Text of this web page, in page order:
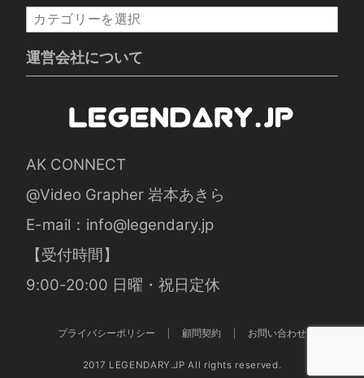
カ
テ
ゴ
リ
運営会社について
AK CONNECT
@Video Grapher 岩本あきら
E-mail： info@legendary.jp
【受付時間】
9:00-20:00 日曜・祝日定休
プライバシーポリシー 顧問契約 お問い合わせ
2017 LEGENDARY.JP All rights reserved.